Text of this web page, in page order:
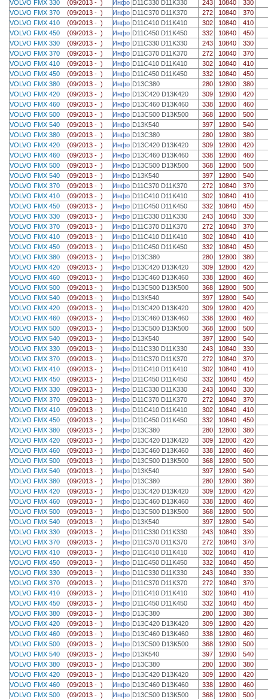
VOLVO FMX 330 (09/2013 - ) Инфо D11C330 D11K330 243 10840
330
VOLVO FMX 370 (09/2013 - ) Инфо D11C370 D11K370 272 10840
370
VOLVO FMX 410 (09/2013 - ) Инфо D11C410 D11K410 302 10840
410
VOLVO FMX 450 (09/2013 - ) Инфо D11C450 D11K450 332 10840
450
VOLVO FMX 330 (09/2013 - ) Инфо D11C330 D11K330 243 10840
330
VOLVO FMX 370 (09/2013 - ) Инфо D11C370 D11K370 272 10840
370
VOLVO FMX 410 (09/2013 - ) Инфо D11C410 D11K410 302 10840
410
VOLVO FMX 450 (09/2013 - ) Инфо D11C450 D11K450 332 10840
450
VOLVO FMX 380 (09/2013 - ) Инфо D13C380 280 12800
380
VOLVO FMX 420 (09/2013 - ) Инфо D13C420 D13K420 309 12800
420
VOLVO FMX 460 (09/2013 - ) Инфо D13C460 D13K460 338 12800
460
VOLVO FMX 500 (09/2013 - ) Инфо D13C500 D13K500 368 12800
500
VOLVO FMX 540 (09/2013 - ) Инфо D13K540 397 12800
540
VOLVO FMX 380 (09/2013 - ) Инфо D13C380 280 12800
380
VOLVO FMX 420 (09/2013 - ) Инфо D13C420 D13K420 309 12800
420
VOLVO FMX 460 (09/2013 - ) Инфо D13C460 D13K460 338 12800
460
VOLVO FMX 500 (09/2013 - ) Инфо D13C500 D13K500 368 12800
500
VOLVO FMX 540 (09/2013 - ) Инфо D13K540 397 12800
540
VOLVO FMX 370 (09/2013 - ) Инфо D11C370 D11K370 272 10840
370
VOLVO FMX 410 (09/2013 - ) Инфо D11C410 D11K410 302 10840
410
VOLVO FMX 450 (09/2013 - ) Инфо D11C450 D11K450 332 10840
450
VOLVO FMX 330 (09/2013 - ) Инфо D11C330 D11K330 243 10840
330
VOLVO FMX 370 (09/2013 - ) Инфо D11C370 D11K370 272 10840
370
VOLVO FMX 410 (09/2013 - ) Инфо D11C410 D11K410 302 10840
410
VOLVO FMX 450 (09/2013 - ) Инфо D11C450 D11K450 332 10840
450
VOLVO FMX 380 (09/2013 - ) Инфо D13C380 280 12800
380
VOLVO FMX 420 (09/2013 - ) Инфо D13C420 D13K420 309 12800
420
VOLVO FMX 460 (09/2013 - ) Инфо D13C460 D13K460 338 12800
460
VOLVO FMX 500 (09/2013 - ) Инфо D13C500 D13K500 368 12800
500
VOLVO FMX 540 (09/2013 - ) Инфо D13K540 397 12800
540
VOLVO FMX 420 (09/2013 - ) Инфо D13C420 D13K420 309 12800
420
VOLVO FMX 460 (09/2013 - ) Инфо D13C460 D13K460 338 12800
460
VOLVO FMX 500 (09/2013 - ) Инфо D13C500 D13K500 368 12800
500
VOLVO FMX 540 (09/2013 - ) Инфо D13K540 397 12800
540
VOLVO FMX 330 (09/2013 - ) Инфо D11C330 D11K330 243 10840
330
VOLVO FMX 370 (09/2013 - ) Инфо D11C370 D11K370 272 10840
370
VOLVO FMX 410 (09/2013 - ) Инфо D11C410 D11K410 302 10840
410
VOLVO FMX 450 (09/2013 - ) Инфо D11C450 D11K450 332 10840
450
VOLVO FMX 330 (09/2013 - ) Инфо D11C330 D11K330 243 10840
330
VOLVO FMX 370 (09/2013 - ) Инфо D11C370 D11K370 272 10840
370
VOLVO FMX 410 (09/2013 - ) Инфо D11C410 D11K410 302 10840
410
VOLVO FMX 450 (09/2013 - ) Инфо D11C450 D11K450 332 10840
450
VOLVO FMX 380 (09/2013 - ) Инфо D13C380 280 12800
380
VOLVO FMX 420 (09/2013 - ) Инфо D13C420 D13K420 309 12800
420
VOLVO FMX 460 (09/2013 - ) Инфо D13C460 D13K460 338 12800
460
VOLVO FMX 500 (09/2013 - ) Инфо D13C500 D13K500 368 12800
500
VOLVO FMX 540 (09/2013 - ) Инфо D13K540 397 12800
540
VOLVO FMX 380 (09/2013 - ) Инфо D13C380 280 12800
380
VOLVO FMX 420 (09/2013 - ) Инфо D13C420 D13K420 309 12800
420
VOLVO FMX 460 (09/2013 - ) Инфо D13C460 D13K460 338 12800
460
VOLVO FMX 500 (09/2013 - ) Инфо D13C500 D13K500 368 12800
500
VOLVO FMX 540 (09/2013 - ) Инфо D13K540 397 12800
540
VOLVO FMX 330 (09/2013 - ) Инфо D11C330 D11K330 243 10840
330
VOLVO FMX 370 (09/2013 - ) Инфо D11C370 D11K370 272 10840
370
VOLVO FMX 410 (09/2013 - ) Инфо D11C410 D11K410 302 10840
410
VOLVO FMX 450 (09/2013 - ) Инфо D11C450 D11K450 332 10840
450
VOLVO FMX 330 (09/2013 - ) Инфо D11C330 D11K330 243 10840
330
VOLVO FMX 370 (09/2013 - ) Инфо D11C370 D11K370 272 10840
370
VOLVO FMX 410 (09/2013 - ) Инфо D11C410 D11K410 302 10840
410
VOLVO FMX 450 (09/2013 - ) Инфо D11C450 D11K450 332 10840
450
VOLVO FMX 380 (09/2013 - ) Инфо D13C380 280 12800
380
VOLVO FMX 420 (09/2013 - ) Инфо D13C420 D13K420 309 12800
420
VOLVO FMX 460 (09/2013 - ) Инфо D13C460 D13K460 338 12800
460
VOLVO FMX 500 (09/2013 - ) Инфо D13C500 D13K500 368 12800
500
VOLVO FMX 540 (09/2013 - ) Инфо D13K540 397 12800
540
VOLVO FMX 380 (09/2013 - ) Инфо D13C380 280 12800
380
VOLVO FMX 420 (09/2013 - ) Инфо D13C420 D13K420 309 12800
420
VOLVO FMX 460 (09/2013 - ) Инфо D13C460 D13K460 338 12800
460
VOLVO FMX 500 (09/2013 - ) Инфо D13C500 D13K500 368 12800
500